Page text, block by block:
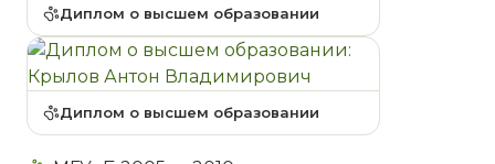
Диплом о высшем образовании
Диплом о высшем образовании